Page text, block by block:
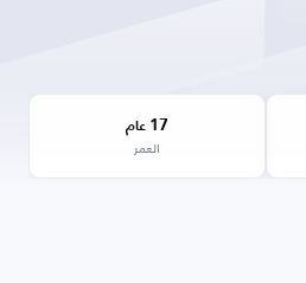
17 عام
العمر